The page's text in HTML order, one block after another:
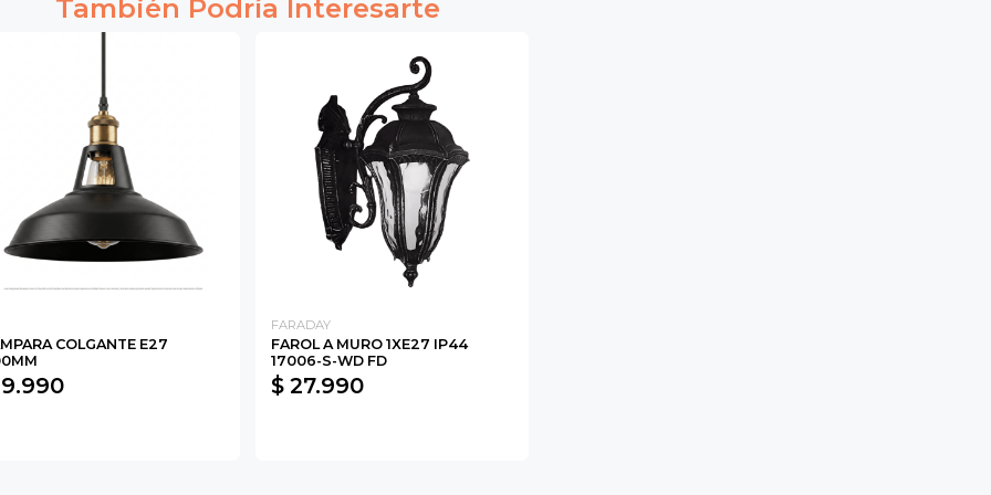
También Podría Interesarte
COLGANTE E27
FARADAY
FAROL A MURO 1XE27 IP44
17006-S-WD FD
$ 27.990